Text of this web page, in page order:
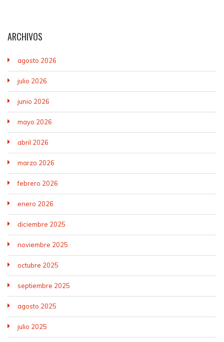
ARCHIVOS
agosto 2026
julio 2026
junio 2026
mayo 2026
abril 2026
marzo 2026
febrero 2026
enero 2026
diciembre 2025
noviembre 2025
octubre 2025
septiembre 2025
agosto 2025
julio 2025